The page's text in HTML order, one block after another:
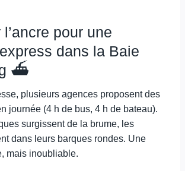
pour une
dans la Baie
⛴️
plusieurs agences proposent des
journée (4 h de bus, 4 h de bateau).
surgissent de la brume, les
dans leurs barques rondes. Une
mais inoubliable.